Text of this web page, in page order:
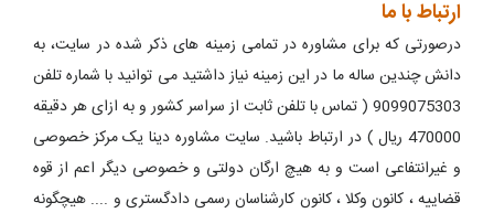
ارتباط با ما
درصورتی که برای مشاوره در تمامی زمینه های ذکر شده در سایت، به
دانش چندین ساله ما در این زمینه نیاز داشتید می توانید با شماره تلفن
9099075303 ( تماس با تلفن ثابت از سراسر کشور و به ازای هر دقیقه
470000 ریال ) در ارتباط باشید. سایت مشاوره دینا یک مرکز خصوصی
و غیرانتفاعی است و به هیچ ارگان دولتی و خصوصی دیگر اعم از قوه
قضاییه ، کانون وکلا ، کانون کارشناسان رسمی دادگستری و .... هیچگونه